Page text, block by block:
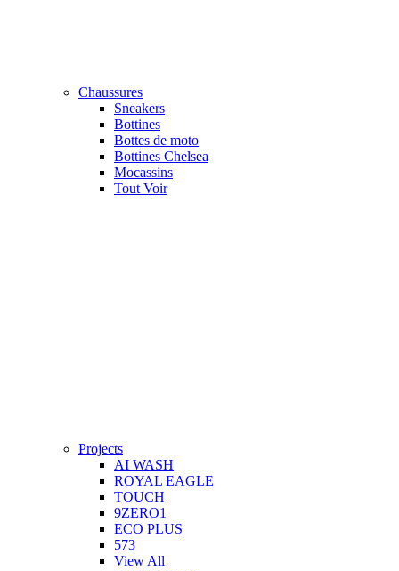
Chaussures
Sneakers
Bottines
Bottes de moto
Bottines Chelsea
Mocassins
Tout Voir
Projects
AI WASH
ROYAL EAGLE
TOUCH
9ZERO1
ECO PLUS
573
View All